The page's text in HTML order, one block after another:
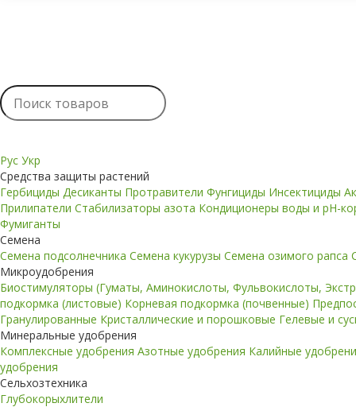
Рус Укр
Средства защиты растений
Гербициды Десиканты Протравители Фунгициды Инсектициды
Прилипатели Стабилизаторы азота Кондиционеры воды и pH-
Фумиганты
Семена
Семена подсолнечника Семена кукурузы Семена озимого рапса
Микроудобрения
Биостимуляторы (Гуматы, Аминокислоты, Фульвокислоты,
подкормка (листовые) Корневая подкормка (почвенные)
Гранулированные Кристаллические и порошковые Гелевые и
Минеральные удобрения
Комплексные удобрения Азотные удобрения Калийные
удобрения
Сельхозтехника
Глубокорыхлители